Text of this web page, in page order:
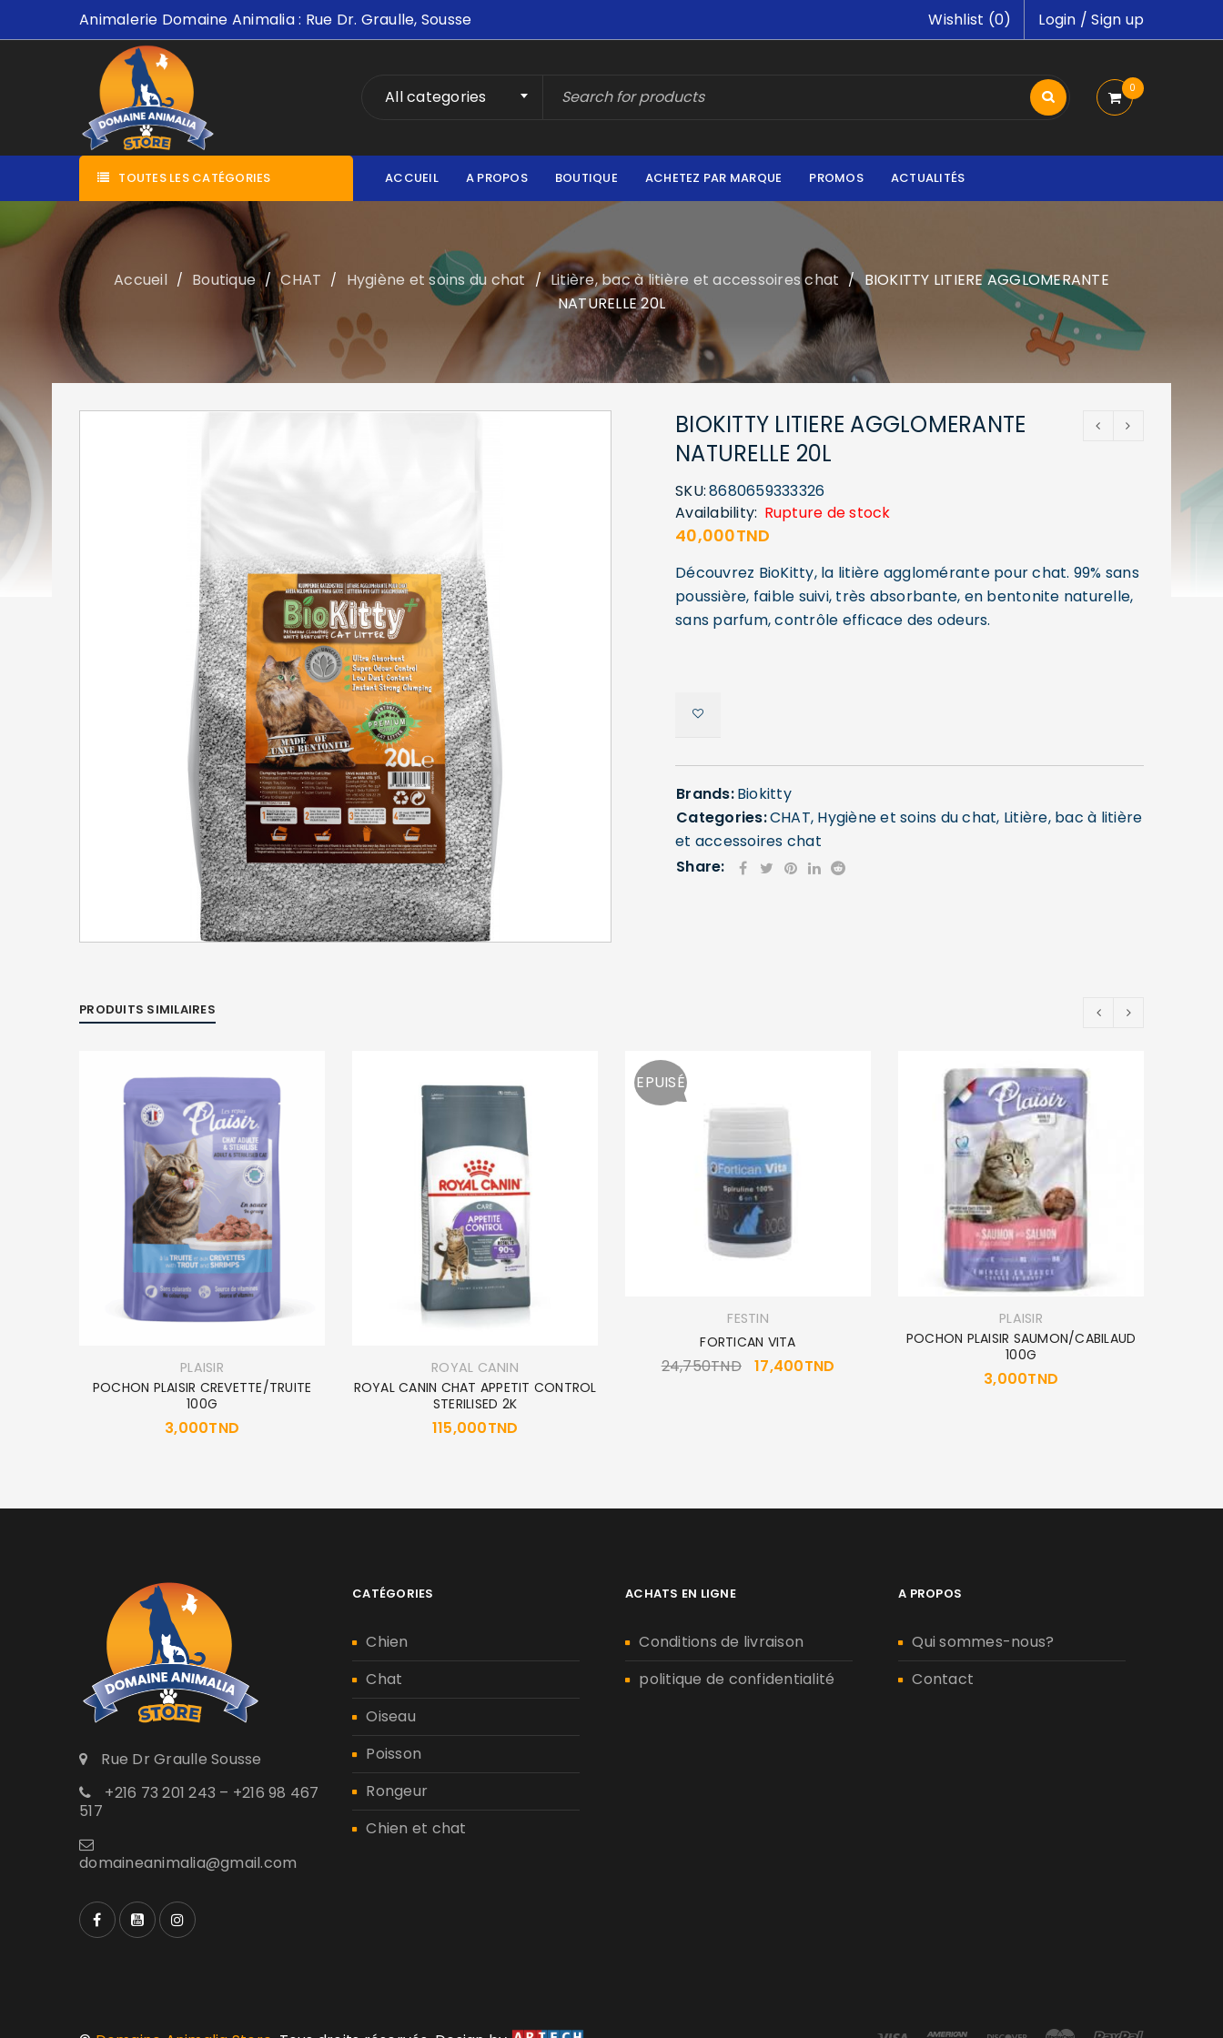
SE CONNECTER
Se souvenir de moi
SE CONNECTER
MOT DE PASSE PERDU ?
Animalerie Domaine Animalia : Rue Dr. Graulle, Sousse Login /Sign up
Wishlist (0)
All categories 0
TOUTES LES CATÉGORIES ACCUEIL A PROPOS BOUTIQUE ACHETEZ PAR MARQUE PROMOS ACTUALITÉS
Accueil / Boutique / CHAT / Hygiène et soins du chat / Litière, bac à litière et accessoires chat / BIOKITTY LITIERE AGGLOMERANTE
NATURELLE 20L
BIOKITTY LITIERE AGGLOMERANTE
NATURELLE 20L
SKU:8680659333326
Availability: Rupture de stock
40,000TND
Découvrez BioKitty, la litière agglomérante pour chat. 99% sans
poussière, faible suivi, très absorbante, en bentonite naturelle,
sans parfum, contrôle efficace des odeurs.
Brands:Biokitty
Categories:CHAT, Hygiène et soins du chat, Litière, bac à litière
et accessoires chat
Share:
PRODUITS SIMILAIRES
PLAISIR
POCHON PLAISIR CREVETTE/TRUITE
100G
3,000TND
ROYAL CANIN
ROYAL CANIN CHAT APPETIT CONTROL
STERILISED 2K
115,000TND
EPUISÉ
FESTIN
FORTICAN VITA
24,750TND 17,400TND
PLAISIR
POCHON PLAISIR SAUMON/CABILAUD
100G
3,000TND
Rue Dr Graulle Sousse
+216 73 201 243 – +216 98 467
517
domaineanimalia@gmail.com
CATÉGORIES
Chien
Chat
Oiseau
Poisson
Rongeur
Chien et chat
ACHATS EN LIGNE
Conditions de livraison
politique de confidentialité
A PROPOS
Qui sommes-nous?
Contact